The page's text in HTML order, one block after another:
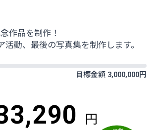
作品を制作！
活動、最後の写真集を制作します。
目標金額 3,000,000円
円